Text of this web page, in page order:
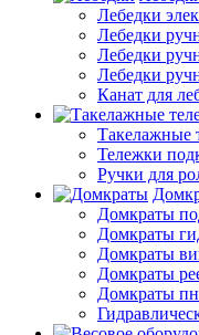
Лебедки
Лебедки
Лебедки
Лебедки
Канат для
Такелажные
Тележки
Ручки для
Домкраты
Домкраты
Домкраты
Домкраты
Домкраты